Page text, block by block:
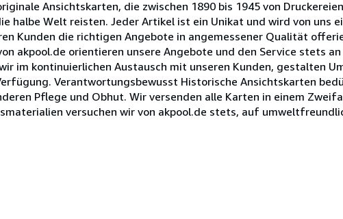
Ansichtskarten, die zwischen 1890 bis 1945 von
Welt reisten. Jeder Artikel ist ein Unikat und wird von uns
Kunden die richtigen Angebote in angemessener Qualität
akpool.de orientieren unsere Angebote und den Service stets an
im kontinuierlichen Austausch mit unseren Kunden, gestalten
Verantwortungsbewusst Historische Ansichtskarten
Pflege und Obhut. Wir versenden alle Karten in einem
versuchen wir von akpool.de stets, auf